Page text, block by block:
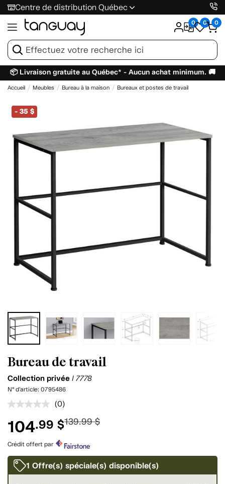
Centre de distribution Québec
0 0 0
📦 Livraison gratuite au Québec* - Aucun achat minimum. 🚚
Accueil Meubles Bureau à la maison Bureaux et postes de travail
- 35 $
Bureau de travail
Collection privée I 7778
N° d'article: 0795486
Aucune
pour
ce
produit.
Lien
vers
la
même
(0)
104.99 $139.99 $
Crédit offert par
1 Offre(s) spéciale(s) disponible(s)